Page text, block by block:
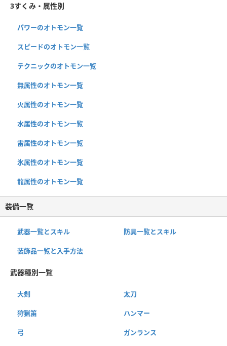
3すくみ・属性別
パワーのオトモン一覧
スピードのオトモン一覧
テクニックのオトモン一覧
無属性のオトモン一覧
火属性のオトモン一覧
水属性のオトモン一覧
雷属性のオトモン一覧
氷属性のオトモン一覧
龍属性のオトモン一覧
装備一覧
武器一覧とスキル 防具一覧とスキル
装飾品一覧と入手方法
武器種別一覧
大剣 太刀
狩猟笛 ハンマー
弓 ガンランス